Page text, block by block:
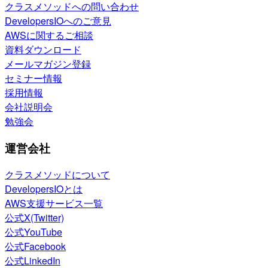
クラスメソッドへの問い合わせ
DevelopersIOへのご意見
AWSに関するご相談
資料ダウンロード
メールマガジン登録
セミナー情報
採用情報
会社説明会
勉強会
運営会社
クラスメソッドについて
DevelopersIOとは
AWS支援サービス一覧
公式X(Twitter)
公式YouTube
公式Facebook
公式LinkedIn